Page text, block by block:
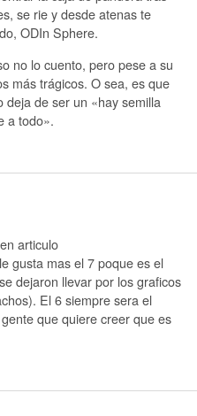
se rie y desde atenas te
ODIn Sphere.
no lo cuento, pero pese a su
más trágicos. O sea, es que
deja de ser un «hay semilla
a todo».
articulo
gusta mas el 7 poque es el
dejaron llevar por los graficos
El 6 siempre sera el
que quiere creer que es